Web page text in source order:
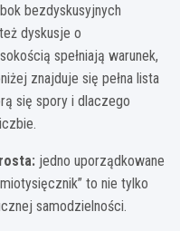
bezdyskusyjnych
dyskusje o
spełniają warunek,
znajduje się pełna lista
się spory i dlaczego
jedno uporządkowane
to nie tylko
samodzielności.